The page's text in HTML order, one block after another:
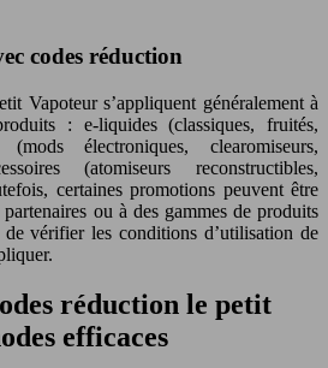
codes réduction
Vapoteur s’appliquent généralement à
: e-liquides (classiques, fruités,
électroniques, clearomiseurs,
(atomiseurs reconstructibles,
certaines promotions peuvent être
ou à des gammes de produits
vérifier les conditions d’utilisation de
réduction le petit
efficaces